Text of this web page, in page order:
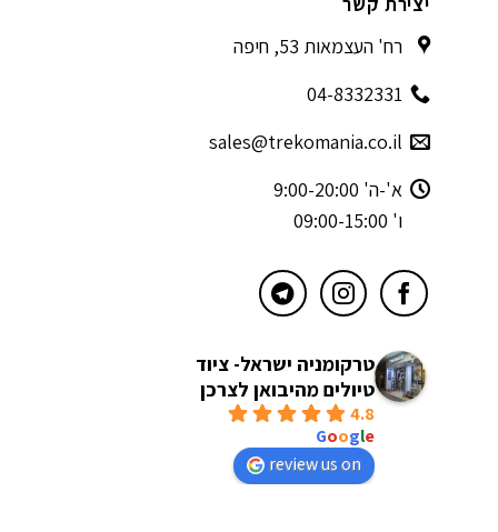
רח' העצמאות 53, חיפה
04-8332331
sales@trekomania.co.il
א'-ה' 9:00-20:00
ו' 09:00-15:00
טרקומניה ישראל- ציוד
טיולים מהיבואן לצרכן
4.8
Google
review us on